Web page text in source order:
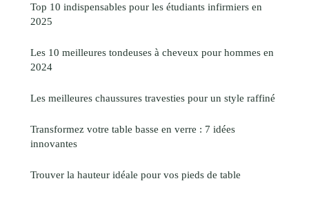
Top 10 indispensables pour les étudiants infirmiers en
2025
Les 10 meilleures tondeuses à cheveux pour hommes en
2024
Les meilleures chaussures travesties pour un style raffiné
Transformez votre table basse en verre : 7 idées
innovantes
Trouver la hauteur idéale pour vos pieds de table